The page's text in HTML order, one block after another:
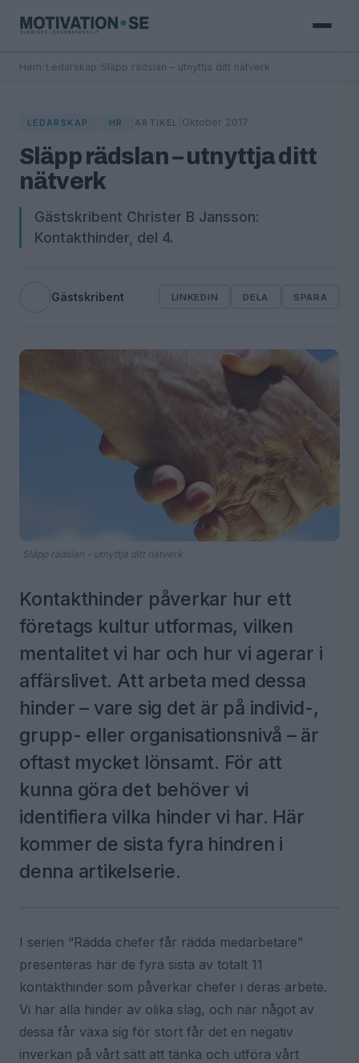
Hem Ledarskap Släpp rädslan – utnyttja ditt nätverk
LEDARSKAP HR ARTIKEL Oktober 2017
Släpp rädslan – utnyttja ditt
nätverk
Gästskribent Christer B Jansson:
Kontakthinder, del 4.
Gästskribent LINKEDIN DELA SPARA
Släpp rädslan – utnyttja ditt nätverk
Kontakthinder påverkar hur ett
företags kultur utformas, vilken
mentalitet vi har och hur vi agerar i
affärslivet. Att arbeta med dessa
hinder – vare sig det är på individ-,
grupp- eller organisationsnivå – är
oftast mycket lönsamt. För att
kunna göra det behöver vi
identifiera vilka hinder vi har. Här
kommer de sista fyra hindren i
denna artikelserie.
I serien “Rädda chefer får rädda medarbetare”
presenteras här de fyra sista av totalt 11
kontakthinder som påverkar chefer i deras arbete.
Vi har alla hinder av olika slag, och när något av
dessa får växa sig för stort får det en negativ
inverkan på vårt sätt att tänka och utföra vårt